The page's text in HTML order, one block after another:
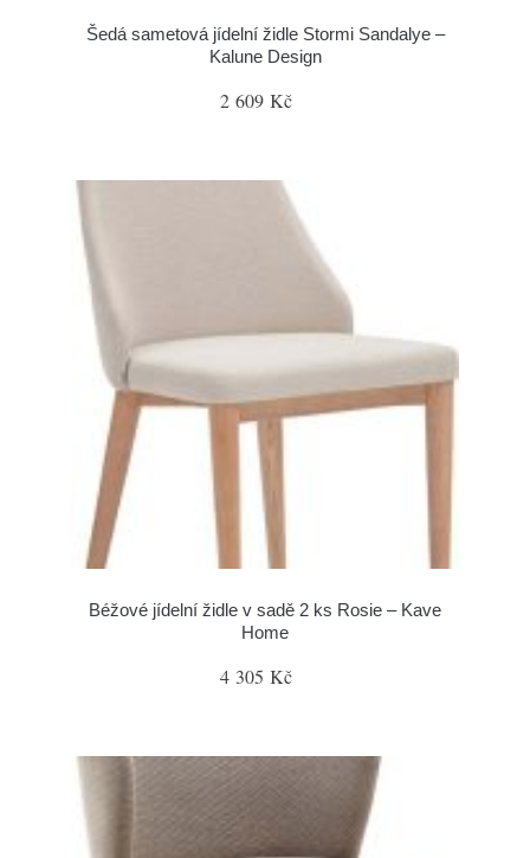
Šedá sametová jídelní židle Stormi Sandalye –
Kalune Design
2 609 Kč
Béžové jídelní židle v sadě 2 ks Rosie – Kave
Home
4 305 Kč